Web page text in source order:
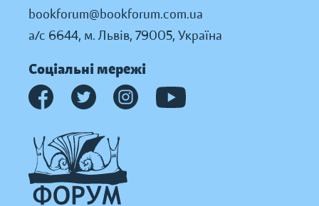
bookforum@bookforum.com.ua
а/с 6644, м. Львів, 79005, Україна
Соціальні мережі